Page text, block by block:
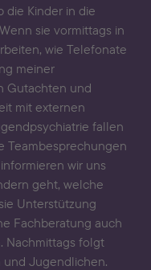
die Kinder in die
sie vormittags in
wie Telefonate
meiner
Gutachten und
mit externen
fallen
Teambesprechungen
wir uns
geht, welche
Unterstützung
Fachberatung auch
Nachmittags folgt
Jugendlichen.